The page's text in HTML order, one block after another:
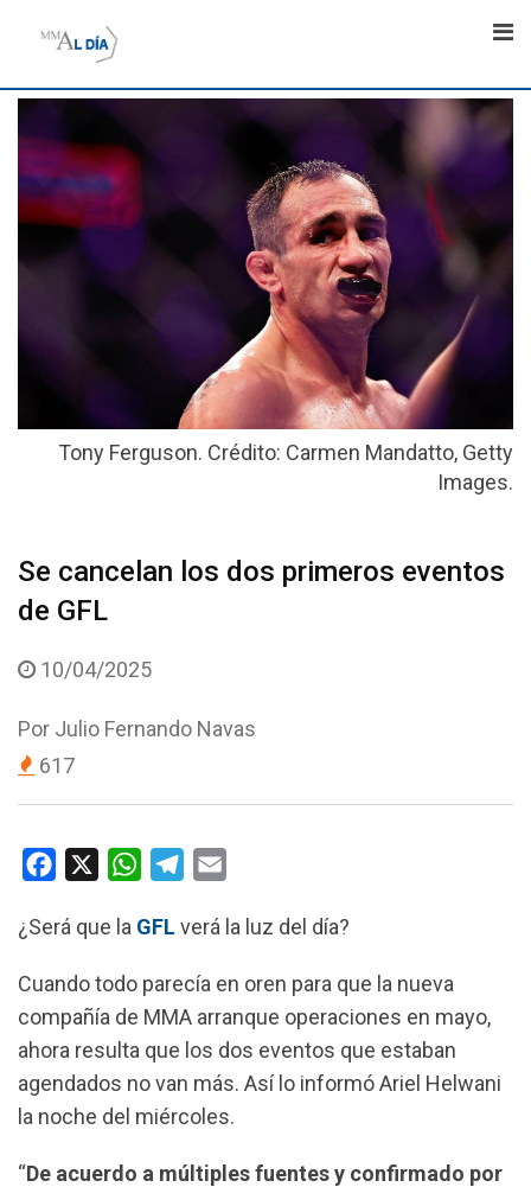
Tony Ferguson. Crédito: Carmen Mandatto, Getty
Images.
Se cancelan los dos primeros eventos
de GFL
10/04/2025
Por Julio Fernando Navas
617
c
b
o
o
k
W
a
s
A
p
p
l
g
r
a
m
a
l
¿Será que la GFL verá la luz del día?
Cuando todo parecía en oren para que la nueva
compañía de MMA arranque operaciones en mayo,
ahora resulta que los dos eventos que estaban
agendados no van más. Así lo informó Ariel Helwani
la noche del miércoles.
“De acuerdo a múltiples fuentes y confirmado por